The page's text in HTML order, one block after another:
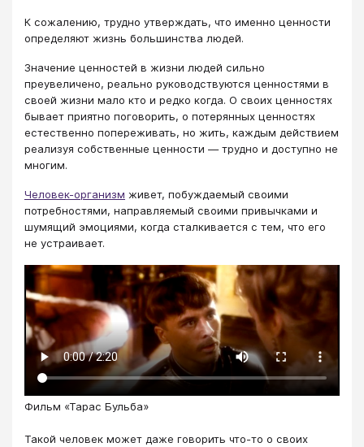
К сожалению, трудно утверждать, что именно ценности
определяют жизнь большинства людей.
Значение ценностей в жизни людей сильно
преувеличено, реально руководствуются ценностями в
своей жизни мало кто и редко когда. О своих ценностях
бывает приятно поговорить, о потерянных ценностях
естественно попереживать, но жить, каждым действием
реализуя собственные ценности — трудно и доступно не
многим.
Человек-организм живет, побуждаемый своими
потребностями, направляемый своими привычками и
шумящий эмоциями, когда сталкивается с тем, что его
не устраивает.
Фильм «Тарас Бульба»
Такой человек может даже говорить что-то о своих